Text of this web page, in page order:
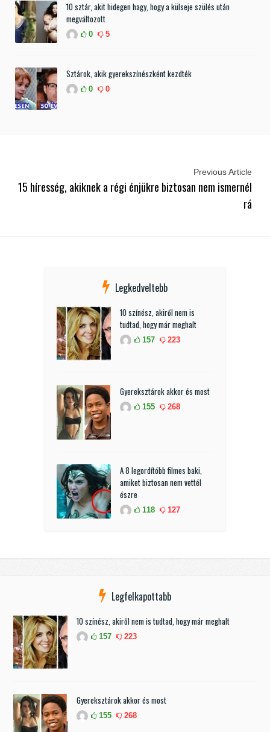
10 sztár, akit hidegen hagy, hogy a külseje szülés után
megváltozott
0 5
Sztárok, akik gyerekszínészként kezdték
0 0
Previous Article
15 híresség, akiknek a régi énjükre biztosan nem ismernél
rá
Legkedveltebb
10 színész, akiről nem is
tudtad, hogy már meghalt
157 223
Gyereksztárok akkor és most
155 268
A 8 legordítóbb filmes baki,
amiket biztosan nem vettél
észre
118 127
Legfelkapottabb
10 színész, akiről nem is tudtad, hogy már meghalt
157 223
Gyereksztárok akkor és most
155 268